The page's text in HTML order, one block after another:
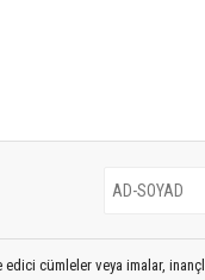
cümleler veya imalar,